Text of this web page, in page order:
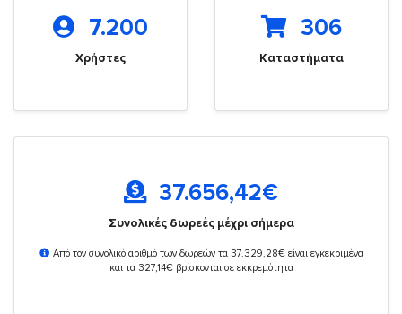
7.200
Χρήστες
306
Καταστήματα
37.656,42€
Συνολικές δωρεές μέχρι σήμερα
Από τον συνολικό αριθμό των δωρεών τα 37.329,28€ είναι εγκεκριμένα
και τα 327,14€ βρίσκονται σε εκκρεμότητα